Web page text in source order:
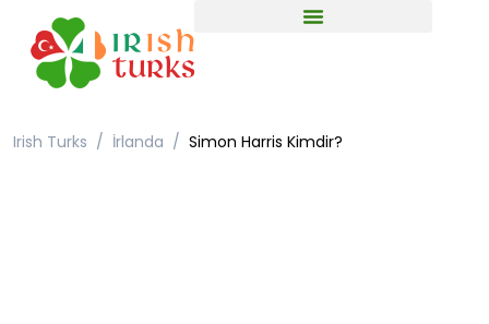
Irish Turks İrlanda Simon Harris Kimdir?